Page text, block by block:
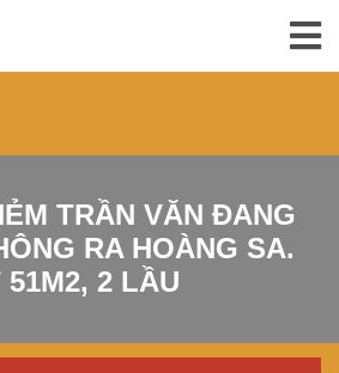
TRẦN VĂN ĐANG
RA HOÀNG SA.
51M2, 2 LẦU